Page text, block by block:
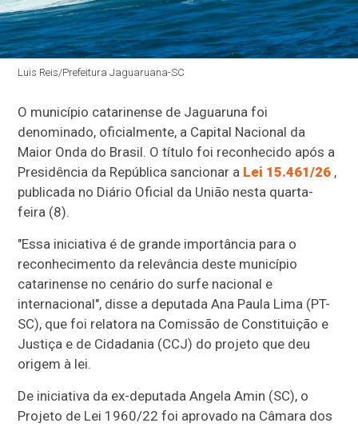
Luis Reis/Prefeitura Jaguaruana-SC
O município catarinense de Jaguaruna foi
denominado, oficialmente, a Capital Nacional da
Maior Onda do Brasil. O título foi reconhecido após a
Presidência da República sancionar a Lei 15.461/26 ,
publicada no Diário Oficial da União nesta quarta-
feira (8).
"Essa iniciativa é de grande importância para o
reconhecimento da relevância deste município
catarinense no cenário do surfe nacional e
internacional", disse a deputada Ana Paula Lima (PT-
SC), que foi relatora na Comissão de Constituição e
Justiça e de Cidadania (CCJ) do projeto que deu
origem à lei.
De iniciativa da ex-deputada Angela Amin (SC), o
Projeto de Lei 1960/22 foi aprovado na Câmara dos